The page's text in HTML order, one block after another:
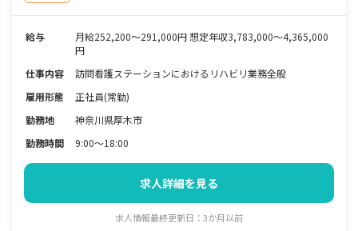
給与
月給252,200〜291,000円 想定年収3,783,000～4,365,000
円
仕事内容
訪問看護ステーションにおけるリハビリ業務全般
雇用形態
正社員(常勤)
勤務地
神奈川県厚木市
勤務時間
9:00～18:00
求人詳細を見る
求人情報最終更新日：3か月以前